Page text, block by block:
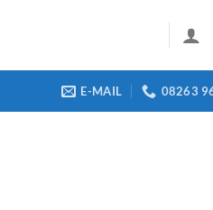
E-MAIL 08263